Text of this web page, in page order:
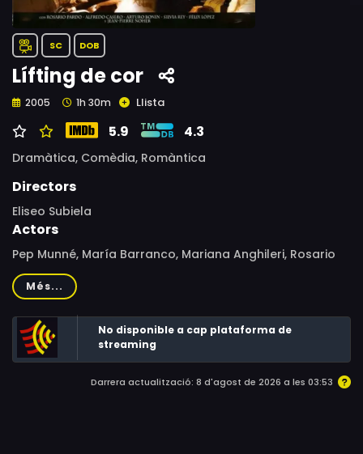
SC DOB
Lífting de cor
2005 1h 30m Llista
5.9 4.3
Dramàtica, Comèdia, Romàntica
Directors
Eliseo Subiela
Actors
Pep Munné, María Barranco, Mariana Anghileri, Rosario
Pardo, Arturo Bonín, Silvia Rey, Félix López, Jean Pierre
Noher, Martín Aldasoro, Pascual Condito, Luis Ángel
Bellaba, Alfredo Casero
Més...
No disponible a cap plataforma de
streaming
Darrera actualització: 8 d'agost de 2026 a les 03:53